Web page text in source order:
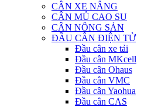
CÂN XE NÂNG
CÂN MỦ CAO SU
CÂN NÔNG SẢN
ĐẦU CÂN ĐIỆN TỬ
Đầu cân xe tải
Đầu cân MKcell
Đầu cân Ohaus
Đầu cân VMC
Đầu cân Yaohua
Đầu cân CAS